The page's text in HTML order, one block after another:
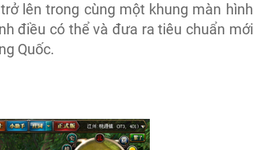
lên trong cùng một khung màn hình
điều có thể và đưa ra tiêu chuẩn mới
Quốc.